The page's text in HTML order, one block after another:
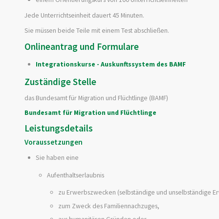
Jede Unterrichtseinheit dauert 45 Minuten.
Sie müssen beide Teile mit einem Test abschließen.
Onlineantrag und Formulare
Integrationskurse - Auskunftssystem des BAMF
Zuständige Stelle
das Bundesamt für Migration und Flüchtlinge (BAMF)
Bundesamt für Migration und Flüchtlinge
Leistungsdetails
Voraussetzungen
Sie haben eine
Aufenthaltserlaubnis
zu Erwerbszwecken (selbständige und unselbständige
zum Zweck des Familiennachzuges,